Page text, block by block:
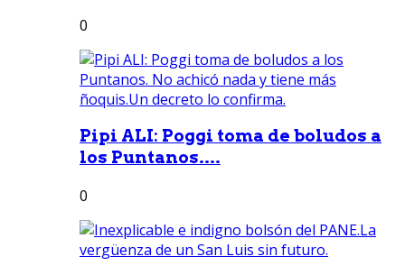
0
Pipi ALI: Poggi toma de boludos a
los Puntanos....
0